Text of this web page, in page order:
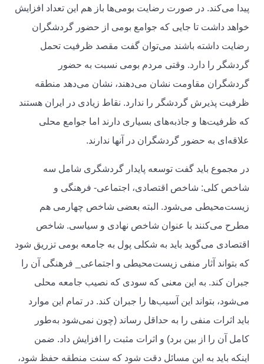
پیدا می‌کند. در صورت رضایت بومی‌ها باز هم این تعداد افزایش
خواهد داشت تا جایی که جوامع بومی از حضور گردشگران
رضایت داشته باشند می‌توان گفت مقصد ظرفیت تحمل
گردشگر را دارد. وقتی مردم بومی نسبت به حضور
گردشگران مقاومت نشان می‌دهند، نشان می‌دهد منطقه
ظرفیت پذیرش گردشگر را ندارد. نقاط زیادی در ایران هستند
که ظرفیت‌ها و جاذبه‌های بسیاری دارند اما جوامع محلی
علاقه‌ای به حضور گردشگران در آنها ندارند.
در مجموع باید گفت توسعه پایدار گردشگری شامل سه
شاخص کلی: شاخص اقتصادی، اجتماعی- فرهنگی و
زیست‌محیطی می‌شود. البته بعضی شاخص چهارمی هم
مطرح می‌کنند با عنوان شاخص نهادی و سیاسی. شاخص
اقتصادی می‌گوید باید به شکلی پول به جامعه بومی تزریق شود
که بتواند آثار منفی زیست‌محیطی و اجتماعی_ فرهنگی آن را
جبران کند. به این معنی که سودی که نصیب جامعه محلی
می‌شود، بتواند این آسیب‌ها را جبران کند. در تمام این موارد
باید اثرات منفی را به حداقل رساند (چون نمی‌شود به‌طور
کامل آن را از بین برد) و اثرات مثبت را افزایش داد. ضمن
اینکه باید به این مسائل دقت شود که سنت منطقه حفظ شود،